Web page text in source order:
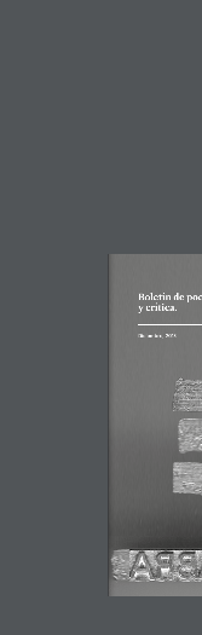
Diciembre, 2018
Boletín de
y crítica.